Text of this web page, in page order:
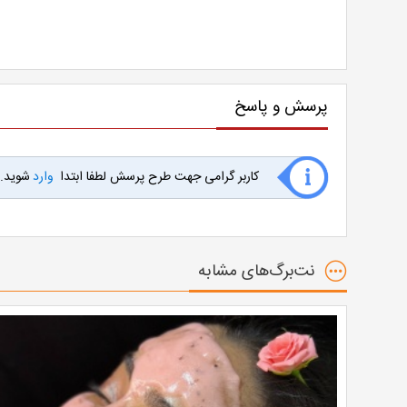
پرسش و پاسخ
کاربر گرامی جهت طرح پرسش لطفا ابتدا واردشوید.
نت‌برگ‌های مشابه